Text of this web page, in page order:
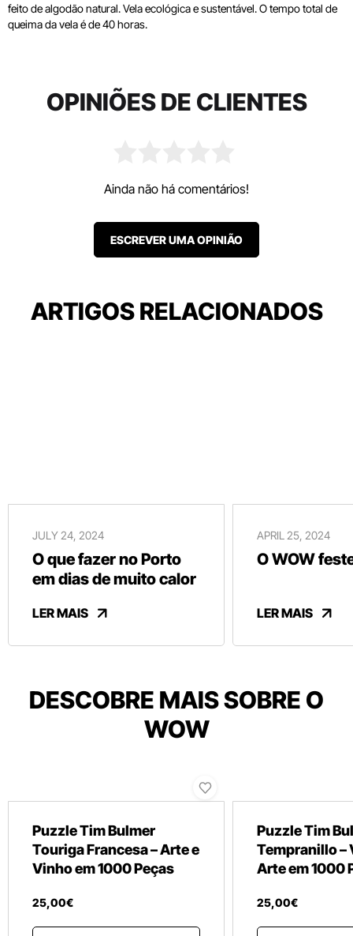
feito de algodão natural. Vela ecológica e sustentável. O tempo total de
queima da vela é de 40 horas.
OPINIÕES DE CLIENTES
Ainda não há comentários!
ESCREVER UMA OPINIÃO
ARTIGOS RELACIONADOS
JULY 24, 2024
O que fazer no Porto
em dias de muito calor
LER MAIS
APRIL 25, 2024
O WOW
LER MAIS
DESCOBRE MAIS SOBRE O
WOW
Puzzle Tim Bulmer
Touriga Francesa – Arte e
Vinho em 1000 Peças
25,00€
Puzzle Tim
Tempranillo –
Arte em 1000
25,00€